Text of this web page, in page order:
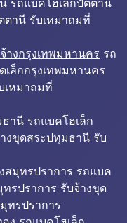
รถแบคโฮเล็กปัตตานี
ตานี รับเหมาถมที่
างกรุงเทพมหานคร รถ
เล็กกรุงเทพมหานคร
เหมาถมที่
านี รถแบคโฮเล็ก
งขุดสระปทุมธานี รับ
สมุทรปราการ รถแบค
รปราการ รับจ้างขุด
ทรปราการ